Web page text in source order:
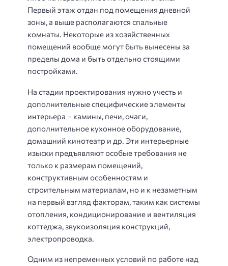
Первый этаж отдан под помещения дневной
зоны, а выше располагаются спальные
комнаты. Некоторые из хозяйственных
помещений вообще могут быть вынесены за
пределы дома и быть отдельно стоящими
постройками.
На стадии проектирования нужно учесть и
дополнительные специфические элементы
интерьера – камины, печи, очаги,
дополнительное кухонное оборудование,
домашний кинотеатр и др. Эти интерьерные
изыски предъявляют особые требования не
только к размерам помещений,
конструктивным особенностям и
строительным материалам, но и к незаметным
на первый взгляд факторам, таким как системы
отопления, кондиционирование и вентиляция
коттеджа, звукоизоляция конструкций,
электропроводка.
Одним из непременных условий по работе над